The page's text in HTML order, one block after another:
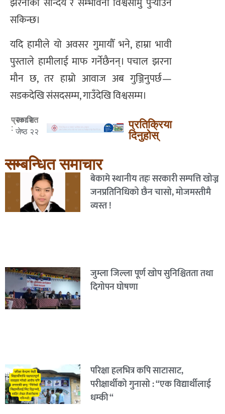
सकिन्छ।
यदि हामीले यो अवसर गुमायौँ भने, हाम्रा भावी
पुस्ताले हामीलाई माफ गर्नेछैनन्। पचाल झरना
मौन छ, तर हाम्रो आवाज अब गुञ्जिनुपर्छ—
सडकदेखि संसदसम्म, गाउँदेखि विश्वसम्म।
प्रकाशित
:
२०८२
जेष्ठ २२
प्रतिक्रिया
दिनुहोस्
सम्बन्धित समाचार
बेकामे स्थानीय तहः सरकारी सम्पत्ति खोज्न
जनप्रतिनिधिको छैन चासो, मोजमस्तीमै
व्यस्त !
जुम्ला जिल्ला पूर्ण खोप सुनिश्चितता तथा
दिगोपन घोषणा
परिक्षा हलभित्र कपि साटासाट,
परीक्षार्थीको गुनासो : “एक विद्यार्थीलाई
धम्की “